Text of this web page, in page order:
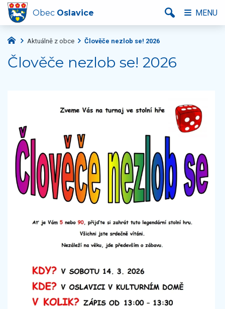
Aktuálně z obce Člověče nezlob se! 2026
Člověče nezlob se! 2026
Obec Oslavice MENU